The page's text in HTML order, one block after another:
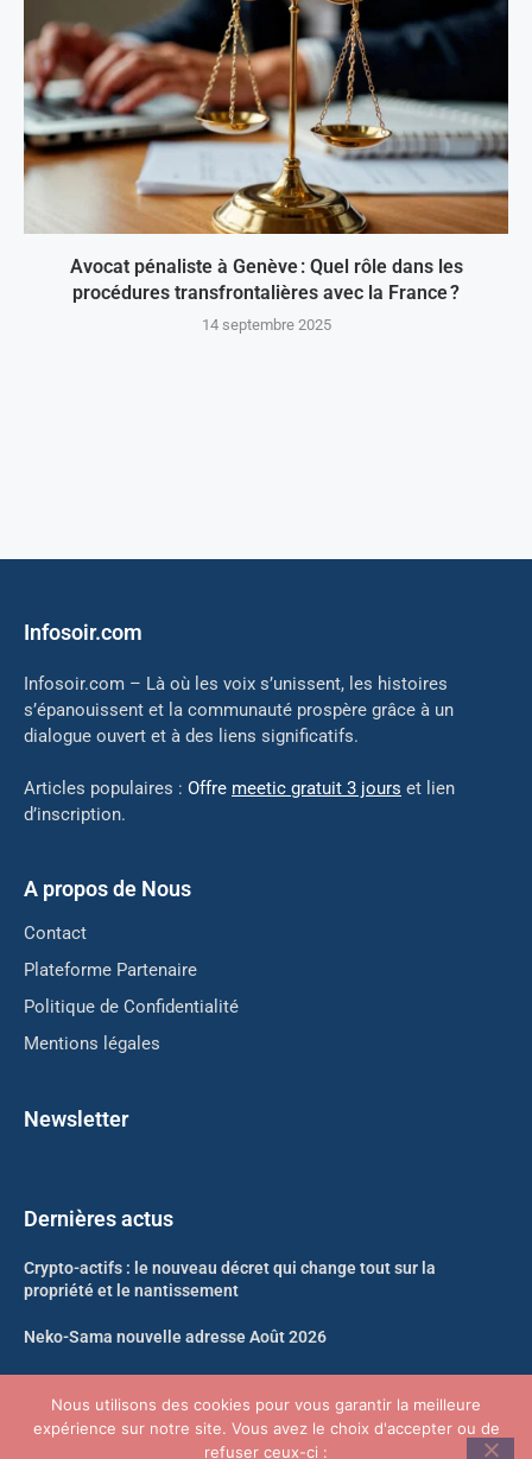
Avocat pénaliste à Genève : Quel rôle dans les
procédures transfrontalières avec la France ?
14 septembre 2025
Infosoir.com
Infosoir.com – Là où les voix s’unissent, les histoires
s’épanouissent et la communauté prospère grâce à un
dialogue ouvert et à des liens significatifs.
Articles populaires : Offre meetic gratuit 3 jours et lien
d’inscription.
A propos de Nous
Contact
Plateforme Partenaire
Politique de Confidentialité
Mentions légales
Newsletter
Dernières actus
Crypto-actifs : le nouveau décret qui change tout sur la
propriété et le nantissement
Neko-Sama nouvelle adresse Août 2026
Défaillances d’entreprises en France : les TPE en première ligne
Nous utilisons des cookies pour vous garantir la meilleure
expérience sur notre site. Vous avez le choix d'accepter ou de
refuser ceux-ci :